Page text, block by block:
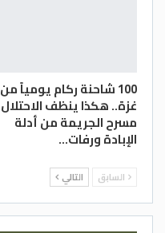
100 شاحنة ركام يومياً من
غزة.. هكذا ينظف الاحتلال
مسرح الجريمة من أدلة
الإبادة ورفات…
السابق التالي